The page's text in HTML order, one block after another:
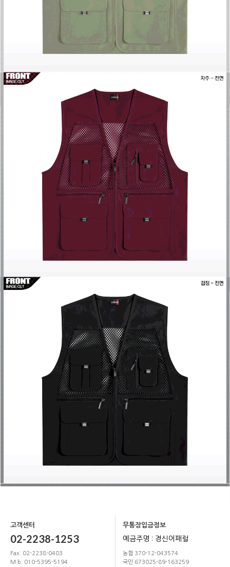
고객센터
02-2238-1253
Fax: 02-2238-0403
M.b: 010-5395-5194
무통장입금정보
예금주명 : 경신어패럴
농협 370-12-043574
국민 673025-89-163259